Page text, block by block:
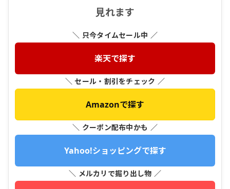
見れます
＼ 只今タイムセール中 ／
楽天で探す
＼ セール・割引をチェック ／
Amazonで探す
＼ クーポン配布中かも ／
Yahoo!ショッピングで探す
＼ メルカリで掘り出し物 ／